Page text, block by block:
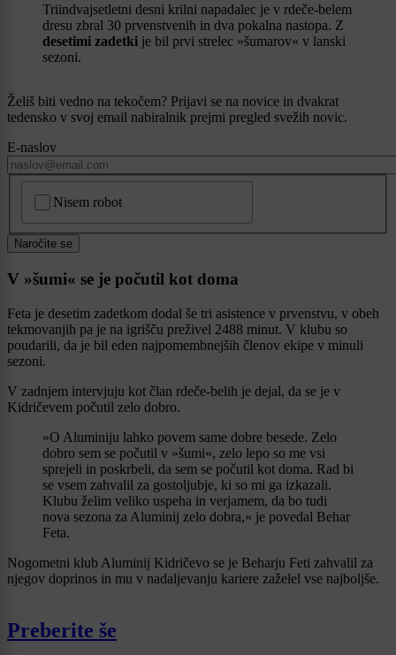
Triindvajsetletni desni krilni napadalec je v rdeče-belem
dresu zbral 30 prvenstvenih in dva pokalna nastopa. Z
desetimi zadetki je bil prvi strelec »šumarov« v lanski
sezoni.
Želiš biti vedno na tekočem? Prijavi se na novice in dvakrat
tedensko v svoj email nabiralnik prejmi pregled svežih novic.
E-naslov
Nisem robot
Naročite se
V »šumi« se je počutil kot doma
Feta je desetim zadetkom dodal še tri asistence v prvenstvu, v obeh
tekmovanjih pa je na igrišču preživel 2488 minut. V klubu so
poudarili, da je bil eden najpomembnejših členov ekipe v minuli
sezoni.
V zadnjem intervjuju kot član rdeče-belih je dejal, da se je v
Kidričevem počutil zelo dobro.
»O Aluminiju lahko povem same dobre besede. Zelo
dobro sem se počutil v »šumi«, zelo lepo so me vsi
sprejeli in poskrbeli, da sem se počutil kot doma. Rad bi
se vsem zahvalil za gostoljubje, ki so mi ga izkazali.
Klubu želim veliko uspeha in verjamem, da bo tudi
nova sezona za Aluminij zelo dobra,« je povedal Behar
Feta.
Nogometni klub Aluminij Kidričevo se je Beharju Feti zahvalil za
njegov doprinos in mu v nadaljevanju kariere zaželel vse najboljše.
Preberite še